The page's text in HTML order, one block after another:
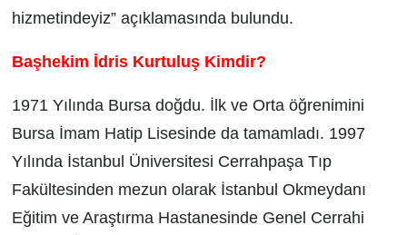
hizmetindeyiz” açıklamasında bulundu.
Başhekim İdris Kurtuluş Kimdir?
1971 Yılında Bursa doğdu. İlk ve Orta öğrenimini
Bursa İmam Hatip Lisesinde da tamamladı. 1997
Yılında İstanbul Üniversitesi Cerrahpaşa Tıp
Fakültesinden mezun olarak İstanbul Okmeydanı
Eğitim ve Araştırma Hastanesinde Genel Cerrahi